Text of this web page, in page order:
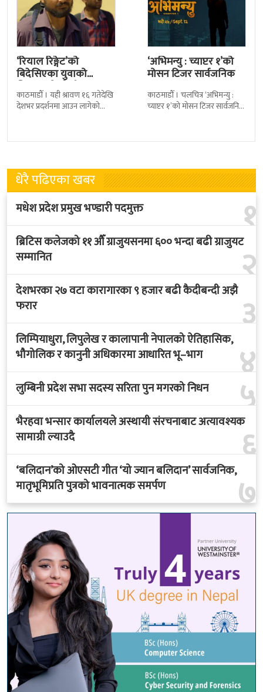
‘रियाल रिङ्गेट’को
बिदेसिएका युवाको
चित्कार बोल्ने गीत ‘आमा’
सार्वजनिक
काठमाडौँ । यही श्रावण १६ गतेदेखि
देशभर प्रदर्शनमा आउन लागेको
‘अभिमन्यु : च्याप्टर १’को
मोसन टिजर सार्वजनिक
काठमाडौँ । चलचित्र ‘अभिमन्यु :
च्याप्टर १’को मोसन टिजर सार्वजनिक
धेरै पढिएका खबर
१
मधेश प्रदेश प्रमुख भण्डारी पदमुक्त
२
ब्रिटिस कलेजको ११ औँ ग्राजुयसनमा ६०० भन्दा बढी ग्राजुयट
सम्मानित
३
देशभरका २७ वटा कारागारका ९ हजार बढी कैदीबन्दी अझै
फरार
४
लिम्पियाधुरा, लिपुलेख र कालापानी नेपालको ऐतिहासिक,
भौगोलिक र कानुनी अधिकारमा आधारित भू–भाग
५
लुम्बिनी प्रदेश सभा सदस्य सरिता पुन मगरको निधन
६
भैरहवा भन्सार कार्यालयले अस्थायी संरचनाबाट अत्यावश्यक
सामाग्री ल्याउदै
७
‘बलिदान’को ओएसटी गीत ‘यो ज्यान बलिदान’ सार्वजनिक,
मातृभूमिप्रति पुत्रको भावनात्मक समर्पण